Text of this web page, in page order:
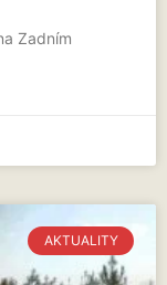
Zadním
AKTUALITY